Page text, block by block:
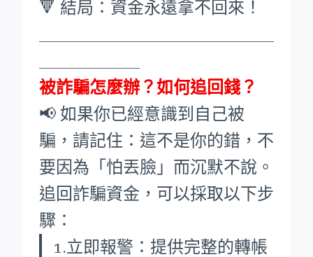
🔻 結局：資金永遠拿不回來！
被詐騙怎麼辦？如何追回錢？
📢 如果你已經意識到自己被
騙，請記住：這不是你的錯，不
要因為「怕丟臉」而沉默不說。
追回詐騙資金，可以採取以下步
驟：
1.立即報警：提供完整的轉帳